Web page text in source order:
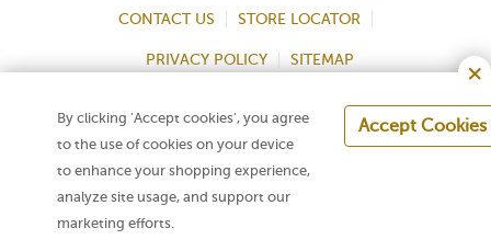
CONTACT US STORE LOCATOR
PRIVACY POLICY SITEMAP
Copyright © 2021 Crystallure. All rights are reserved.
×
By clicking 'Accept cookies', you agree
to the use of cookies on your device
to enhance your shopping experience,
analyze site usage, and support our
marketing efforts.
Accept Cookies